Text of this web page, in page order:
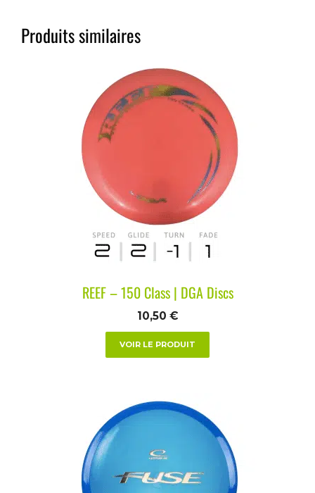
Produits similaires
REEF – 150 Class | DGA Discs
10,50 €
VOIR LE PRODUIT